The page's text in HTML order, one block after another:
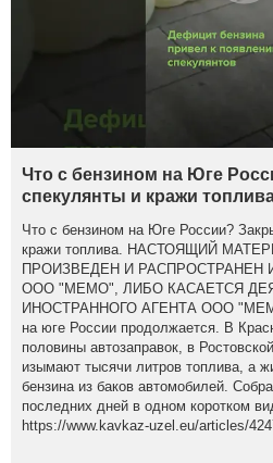
Что с бензином на Юге
спекулянты и кражи
Что с бензином на Юге России?
кражи топлива. НАСТОЯЩИЙ
ПРОИЗВЕДЕН И РАСПРОСТРАНЕН
ООО "МЕМО", ЛИБО КАСАЕТСЯ
ИНОСТРАННОГО АГЕНТА ООО
на юге России продолжается. В
половины автозаправок, в
изымают тысячи литров топлива, а
бензина из баков автомобилей.
последних дней в одном коротком
https://www.kavkaz-uzel.eu/articles/